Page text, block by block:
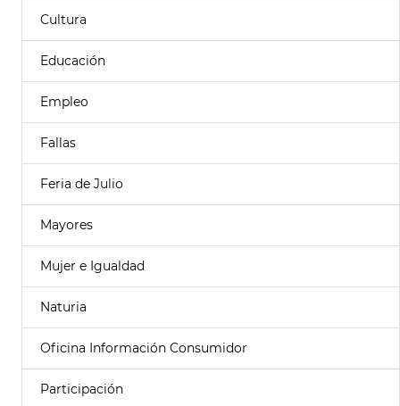
Cultura
Educación
Empleo
Fallas
Feria de Julio
Mayores
Mujer e Igualdad
Naturia
Oficina Información Consumidor
Participación